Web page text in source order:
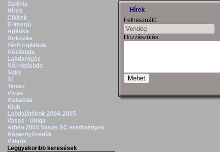
Galéria
Hírek
Cikkek
E-Interjú
Atlétika
Birkózás
Férfi röplabda
Kézilabda
Labdarúgás
Női röplabda
Sakk
Sí
Tenisz
Vívás
Vizilabda
Klub
Labdajátékok 2004-2005
Vasas - Uniqa
Athén 2004 Vasas SC eredmények
Képernyővédők
Videók
Leggyakoribb keresések
Hírek
Felhasználó:
Hozzászólás: